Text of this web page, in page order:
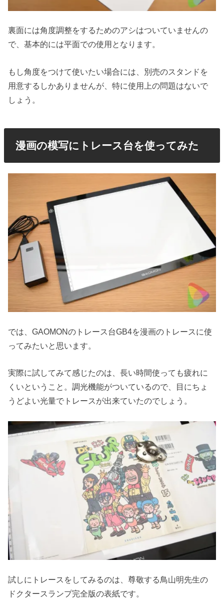
裏面には角度調整をするためのアシはついていませんの
で、基本的には平面での使用となります。
もし角度をつけて使いたい場合には、別売のスタンドを
用意するしかありませんが、特に使用上の問題はないで
しょう。
漫画の模写にトレース台を使ってみた
では、GAOMONのトレース台GB4を漫画のトレースに使
ってみたいと思います。
実際に試してみて感じたのは、長い時間使っても疲れに
くいということ。調光機能がついているので、目にちょ
うどよい光量でトレースが出来ていたのでしょう。
試しにトレースをしてみるのは、尊敬する鳥山明先生の
ドクタースランプ完全版の表紙です。